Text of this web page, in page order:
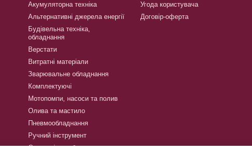
Акумуляторна техніка
Альтернативні джерела енергії
Будівельна техніка,
обладнання
Верстати
Витратні матеріали
Зварювальне обладнання
Комплектуючі
Мотопомпи, насоси та полив
Олива та мастило
Пневмообладнання
Ручний інструмент
Сантехнічне обладнання
Угода користувача
Договір-оферта